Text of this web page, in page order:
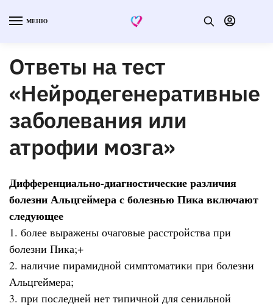
МЕНЮ
Ответы на тест
«Нейродегенеративные
заболевания или
атрофии мозга»
Дифференциально-диагностические различия
болезни Альцгеймера с болезнью Пика включают
следующее
1. более выражены очаговые расстройства при
болезни Пика;+
2. наличие пирамидной симптоматики при болезни
Альцгеймера;
3. при последней нет типичной для сенильной